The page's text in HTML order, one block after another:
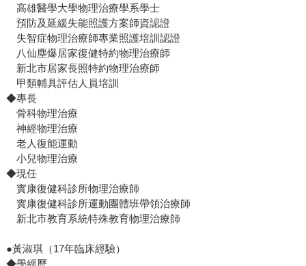
高雄醫學大學物理治療學系學士
預防及延緩失能照護方案師資認證
失智症物理治療師專業照護培訓認證
八仙塵爆居家復健特約物理治療師
新北市居家長照特約物理治療師
甲類輔具評估人員培訓
◆專長
骨科物理治療
神經物理治療
老人復能運動
小兒物理治療
◆現任
實康復健科診所物理治療師
實康復健科診所運動團體班帶領治療師
新北市教育系統特殊教育物理治療師
●黃淑琪（17年臨床經驗）
◆學經歷